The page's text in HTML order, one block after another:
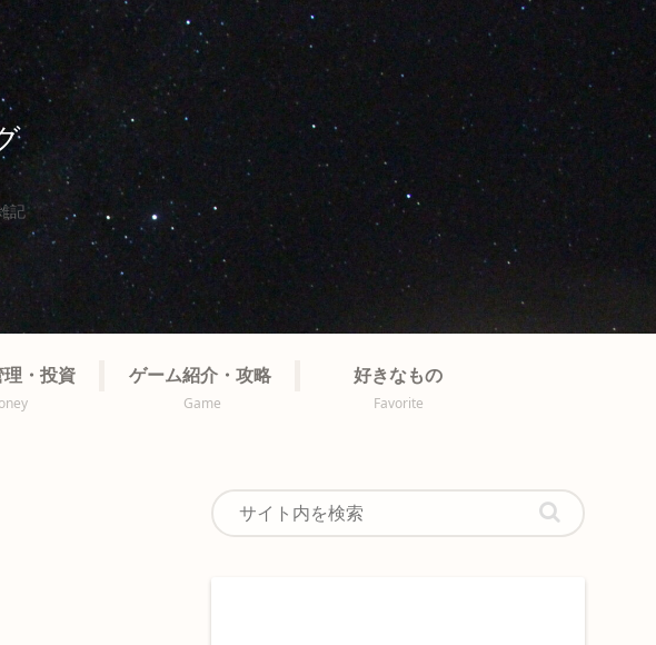
記
理・投資
ゲーム紹介・攻略
Game
好きなもの
Favorite